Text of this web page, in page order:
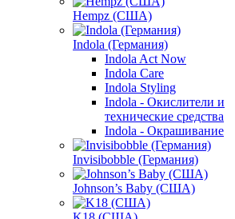
Hempz (США)
Indola (Германия)
Indola Act Now
Indola Care
Indola Styling
Indola - Окислители и
технические средства
Indola - Окрашивание
Invisibobble (Германия)
Johnson’s Baby (США)